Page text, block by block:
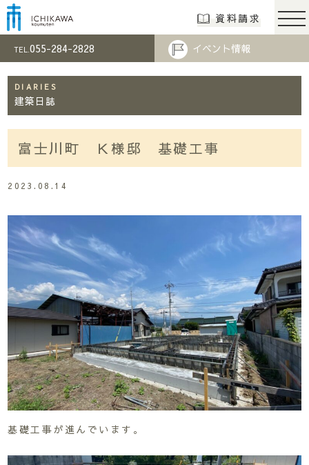
市川工務店 | らしさ
資料請求
TEL.055-284-2828 イベント情報
DIARIES
建築日誌
富士川町 Ｋ様邸 基礎工事
2023.08.14
基礎工事が進んでいます。